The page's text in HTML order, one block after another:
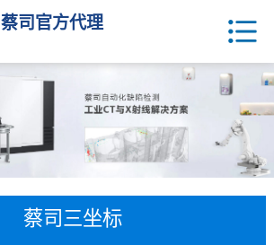
蔡司官方代理
蔡司三坐标